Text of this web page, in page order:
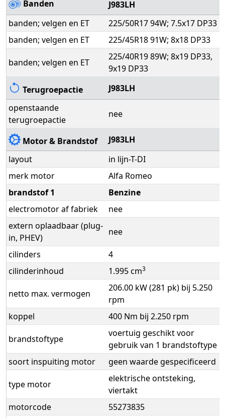
Banden
J983LH
banden; velgen en ET
225/50R17 94W; 7.5x17 DP33
banden; velgen en ET
225/45R18 91W; 8x18 DP33
banden; velgen en ET
225/40R19 89W; 8x19 DP33,
9x19 DP33
Terugroepactie
J983LH
openstaande
terugroepactie
nee
Motor & Brandstof
J983LH
layout
in lijn-T-DI
merk motor
Alfa Romeo
brandstof 1
Benzine
electromotor af fabriek
nee
extern oplaadbaar (plug-
in, PHEV)
nee
cilinders
4
cilinderinhoud
1.995 cm3
netto max. vermogen
206.00 kW (281 pk) bij 5.250
rpm
koppel
400 Nm bij 2.250 rpm
brandstoftype
voertuig geschikt voor
gebruik van 1 brandstoftype
soort inspuiting motor
geen waarde gespecificeerd
type motor
elektrische ontsteking,
viertakt
motorcode
55273835